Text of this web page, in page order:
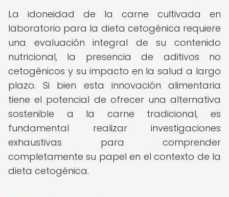
La idoneidad de la carne cultivada en
laboratorio para la dieta cetogénica requiere
una evaluación integral de su contenido
nutricional, la presencia de aditivos no
cetogénicos y su impacto en la salud a largo
plazo. Si bien esta innovación alimentaria
tiene el potencial de ofrecer una alternativa
sostenible a la carne tradicional, es
fundamental realizar investigaciones
exhaustivas para comprender
completamente su papel en el contexto de la
dieta cetogénica.